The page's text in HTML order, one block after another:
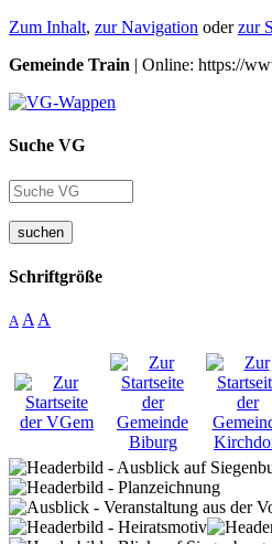
Zum Inhalt, zur Navigation oderzur
Gemeinde Train | Online: https://
Suche VG
suchen
Schriftgröße
A A A